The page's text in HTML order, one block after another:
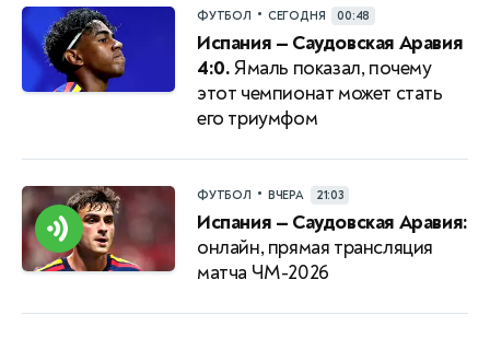
ФУТБОЛ • СЕГОДНЯ 00:48
Испания — Саудовская Аравия
4:0.Ямаль показал, почему
этот чемпионат может стать
его триумфом
ФУТБОЛ • ВЧЕРА 21:03
Испания — Саудовская Аравия:
онлайн, прямая трансляция
матча ЧМ-2026